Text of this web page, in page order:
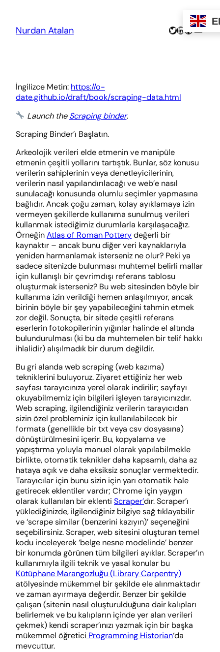
content
Nurdan Atalan Twitter
LinkedIn
GitHub
İngilizce Metin: https://o-
date.github.io/draft/book/scraping-data.html
Launch theScraping binder.
Scraping Binder’ı Başlatın.
Arkeolojik verileri elde etmenin ve manipüle
etmenin çeşitli yollarını tartıştık. Bunlar, söz konusu
verilerin sahiplerinin veya denetleyicilerinin,
verilerin nasıl yapılandırılacağı ve web’e nasıl
sunulacağı konusunda olumlu seçimler yapmasına
bağlıdır. Ancak çoğu zaman, kolay ayıklamaya izin
vermeyen şekillerde kullanıma sunulmuş verileri
kullanmak istediğimiz durumlarla karşılaşacağız.
ÖrneğinAtlas of Roman Potterydeğerli bir
kaynaktır – ancak bunu diğer veri kaynaklarıyla
yeniden harmanlamak isterseniz ne olur? Peki ya
sadece sitenizde bulunması muhtemel belirli mallar
için kullanışlı bir çevrimdışı referans tablosu
oluşturmak isterseniz? Bu web sitesinden böyle bir
kullanıma izin verildiği hemen anlaşılmıyor, ancak
birinin böyle bir şey yapabileceğini tahmin etmek
zor değil. Sonuçta, bir sitede çeşitli referans
eserlerin fotokopilerinin yığınlar halinde el altında
bulundurulması (ki bu da muhtemelen bir telif hakkı
ihlalidir) alışılmadık bir durum değildir.
Bu gri alanda web scraping (web kazıma)
tekniklerini buluyoruz. Ziyaret ettiğiniz her web
sayfası tarayıcınıza yerel olarak indirilir; sayfayı
okuyabilmemiz için bilgileri işleyen tarayıcınızdır.
Web scraping, ilgilendiğiniz verilerin tarayıcıdan
sizin özel probleminiz için kullanılabilecek bir
formata (genellikle bir txt veya csv dosyasına)
dönüştürülmesini içerir. Bu, kopyalama ve
yapıştırma yoluyla manuel olarak yapılabilmekle
birlikte, otomatik teknikler daha kapsamlı, daha az
hataya açık ve daha eksiksiz sonuçlar vermektedir.
Tarayıcılar için bunu sizin için yarı otomatik hale
getirecek eklentiler vardır; Chrome için yaygın
olarak kullanılan bir eklenti Scraper’dır. Scraper’ı
yüklediğinizde, ilgilendiğiniz bilgiye sağ tıklayabilir
ve ‘scrape similar (benzerini kazıyın)’ seçeneğini
seçebilirsiniz. Scraper, web sitesini oluşturan temel
kodu inceleyerek ‘belge nesne modelinde’ benzer
bir konumda görünen tüm bilgileri ayıklar. Scraper’ın
kullanımıyla ilgili teknik ve yasal konular bu
Kütüphane Marangozluğu (Library Carpentry)
atölyesinde mükemmel bir şekilde ele alınmaktadır
ve zaman ayırmaya değerdir. Benzer bir şekilde
çalışan (sitenin nasıl oluşturulduğuna dair kalıpları
belirlemek ve bu kalıpların içinde yer alan verileri
çekmek) kendi scraper’ınızı yazmak için bir başka
mükemmel öğretici Programming Historian‘da
mevcuttur.